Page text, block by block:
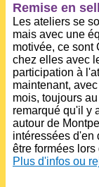
Remise en
Les ateliers se
mais avec une
motivée, ce sont
chez elles avec
participation à
maintenant,
mois, toujours
remarqué qu'il y
autour de
intéressées d'en
être formées
Plus d'infos ou